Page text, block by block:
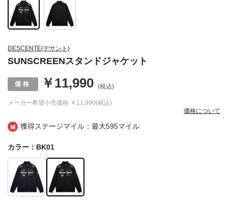
獲得ステージマイル：最大595マイル
DESCENTE(デサント)
SUNSCREENスタンドジャケット
メーカー希望小売価格 ￥11,990(税込)
￥11,990 (税込)
価格について
カラー：BK01